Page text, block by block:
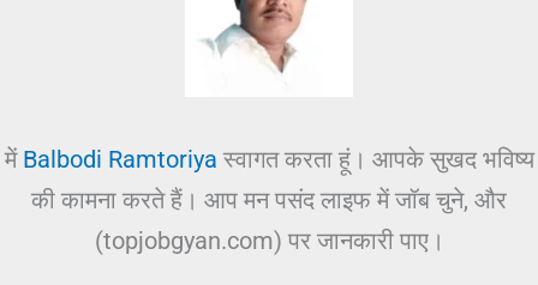
में Balbodi Ramtoriya स्वागत करता हूं। आपके सुखद भविष्य
की कामना करते हैं। आप मन पसंद लाइफ में जॉब चुने, और
(topjobgyan.com) पर जानकारी पाए।